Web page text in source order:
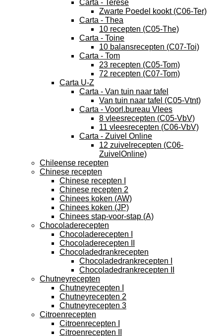
Carta - Terese
Zwarte Poedel kookt (C06-Ter)
Carta - Thea
10 recepten (C05-The)
Carta - Toine
10 balansrecepten (C07-Toi)
Carta - Tom
23 recepten (C05-Tom)
72 recepten (C07-Tom)
Carta U-Z
Carta - Van tuin naar tafel
Van tuin naar tafel (C05-Vtnt)
Carta - Voorl.bureau Vlees
8 vleesrecepten (C05-VbV)
11 vleesrecepten (C06-VbV)
Carta - Zuivel Online
12 zuivelrecepten (C06-
ZuivelOnline)
Chileense recepten
Chinese recepten
Chinese recepten I
Chinese recepten 2
Chinees koken (AW)
Chinees koken (JP)
Chinees stap-voor-stap (A)
Chocoladerecepten
Chocoladerecepten I
Chocoladerecepten II
Chocoladedrankrecepten
Chocoladedrankrecepten I
Chocoladedrankrecepten II
Chutneyrecepten
Chutneyrecepten I
Chutneyrecepten 2
Chutneyrecepten 3
Citroenrecepten
Citroenrecepten I
Citroenrecepten II